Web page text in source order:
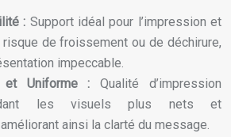
: Support idéal pour l’impression et
risque de froissement ou de déchirure,
impeccable.
et Uniforme :Qualité d’impression
les visuels plus nets et
ainsi la clarté du message.